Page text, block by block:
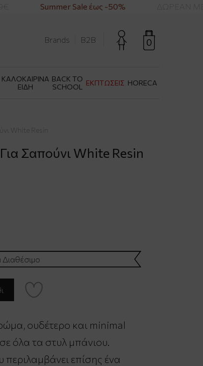
Summer Sale έως -50% ΔΩΡΕΑΝ
0
Brands B2B
ΚΑΛΟΚΑΙΡΙΝΑ
ΕΙΔΗ
BACK TO
SCHOOL
ΕΚΠΤΩΣΕΙΣ HORECA
White Resin
Σαπούνι White Resin
ουδέτερο και minimal
όλα τα στυλ μπάνιου.
περιλαμβάνει επίσης ένα